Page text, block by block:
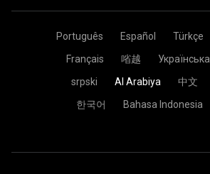
Türkçe
Español
Português
Українська
㗂越
Français
中文
Al Arabiya
srpski
Bahasa Indonesia
한국어